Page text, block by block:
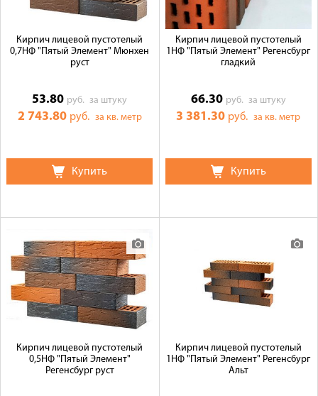
Кирпич лицевой пустотелый
0,7НФ "Пятый Элемент" Мюнхен
руст
53.80 руб.за штуку
2 743.80 руб. за кв. метр
Купить
Кирпич лицевой пустотелый
1НФ "Пятый Элемент" Регенсбург
гладкий
66.30 руб. за штуку
3 381.30 руб.за кв. метр
Купить
Кирпич лицевой пустотелый
0,5НФ "Пятый Элемент"
Регенсбург руст
Кирпич лицевой пустотелый
1НФ "Пятый Элемент" Регенсбург
Альт